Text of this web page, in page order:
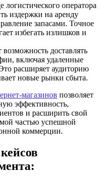
логистического оператора
издержки на аренду
запасами. Точное
избегать излишков и
доставлять
включая удаленные
расширяет аудиторию
новые рынки сбыта.
магазинов позволяет
эффективность,
и расширить свой
частью успешной
коммерции.